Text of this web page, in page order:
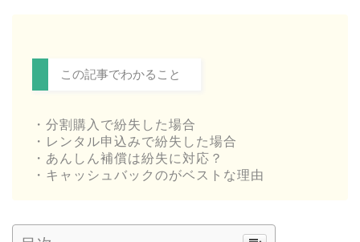
この記事でわかること
・分割購入で紛失した場合
・レンタル申込みで紛失した場合
・あんしん補償は紛失に対応？
・キャッシュバックのがベストな理由